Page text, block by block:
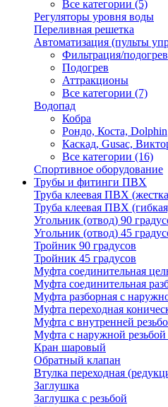
Все категории (5)
Регуляторы уровня воды
Переливная решетка
Автоматизация (пульты
Фильтрация/подогрев
Подогрев
Аттракционы
Все категории (7)
Водопад
Кобра
Рондо, Коста, Dolphin
Каскад, Gusac,
Все категории (16)
Спортивное оборудование
Трубы и фитинги ПВХ
Труба клеевая ПВХ
Труба клеевая ПВХ
Угольник (отвод) 90
Угольник (отвод) 45
Тройник 90 градусов
Тройник 45 градусов
Муфта соединительная
Муфта соединительная
Муфта разборная с
Муфта переходная
Муфта с внутренней
Муфта с наружной
Кран шаровый
Обратный клапан
Втулка переходная
Заглушка
Заглушка с резьбой